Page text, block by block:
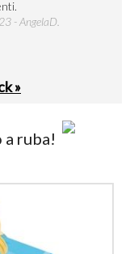
- AngelaD.
»
a ruba!